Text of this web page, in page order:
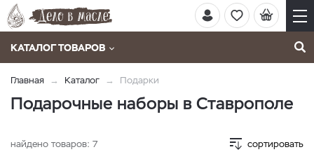
КАТАЛОГ ТОВАРОВ
Главная Каталог Подарки
Подарочные наборы в Ставрополе
найдено товаров: 7 сортировать